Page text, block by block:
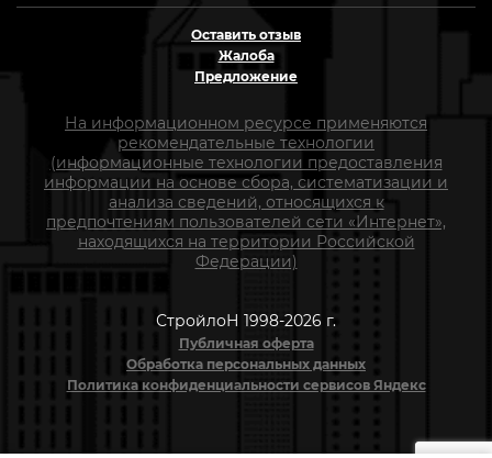
Оставить отзыв
Жалоба
Предложение
На информационном ресурсе применяются
рекомендательные технологии
(информационные технологии предоставления
информации на основе сбора, систематизации и
анализа сведений, относящихся к
предпочтениям пользователей сети «Интернет»,
находящихся на территории Российской
Федерации)
СтройлоН 1998-2026 г.
Публичная оферта
Обработка персональных данных
Политика конфиденциальности сервисов Яндекс